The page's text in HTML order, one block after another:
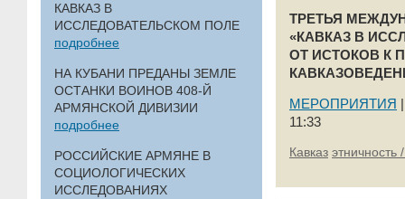
КАВКАЗ В
ИССЛЕДОВАТЕЛЬСКОМ ПОЛЕ
подробнее
НА КУБАНИ ПРЕДАНЫ ЗЕМЛЕ
ОСТАНКИ ВОИНОВ 408-Й
АРМЯНСКОЙ ДИВИЗИИ
подробнее
РОССИЙСКИЕ АРМЯНЕ В
СОЦИОЛОГИЧЕСКИХ
ИССЛЕДОВАНИЯХ
ТРЕТЬЯ
«КАВКАЗ В
ОТ ИСТОКОВ К
МЕРОПРИЯТИЯ
11:33
Кавказ этничность